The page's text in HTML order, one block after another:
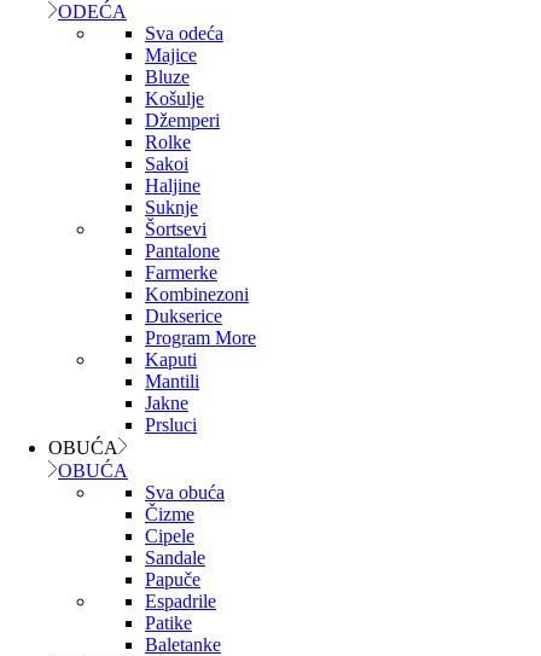
ODEĆA
Sva odeća
Majice
Bluze
Košulje
Džemperi
Rolke
Sakoi
Haljine
Suknje
Šortsevi
Pantalone
Farmerke
Kombinezoni
Dukserice
Program More
Kaputi
Mantili
Jakne
Prsluci
OBUĆA
OBUĆA
Sva obuća
Čizme
Cipele
Sandale
Papuče
Espadrile
Patike
Baletanke